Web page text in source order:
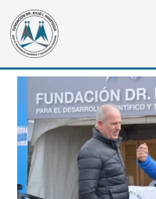
Saltar
al
contenido